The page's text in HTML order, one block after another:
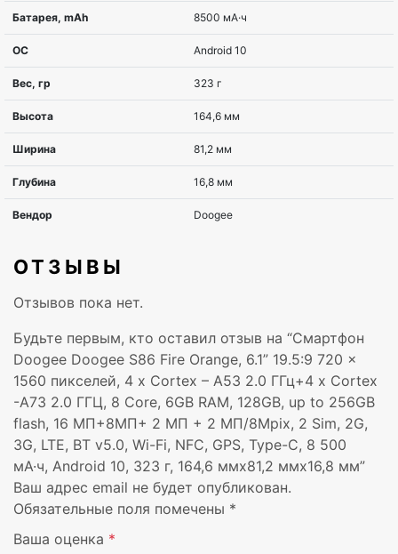
Разрешение экрана
Процессор, MHz
4 x Cortex – A53
Кол-во ядер 8
Оперативная память, ГБ
Объем внутренней памяти, ГБ
Максимальный объем карты
Камера, МПикс 16 МП+8МП+ 2 МП
Фронтальная камера, МПикс 8 МП
Кол-во сим-карт Две SIM-карты
Поддержка 3G Да
Поддержка LTE
Bluetooth
ОТЗЫВЫ
Отзывов пока нет.
Будьте первым, кто оставил отзыв на “Смартфон
Doogee Doogee S86 Fire Orange, 6.1” 19.5:9 720 x
1560 пикселей, 4 x Cortex – A53 2.0 ГГц+4 x Cortex
-A73 2.0 ГГЦ, 8 Core, 6GB RAM, 128GB, up to 256GB
flash, 16 МП+8МП+ 2 МП + 2 МП/8Mpix, 2 Sim, 2G,
3G, LTE, BT v5.0, Wi-Fi, NFC, GPS, Type-C, 8 500
мА·ч, Android 10, 323 г, 164,6 ммx81,2 ммx16,8 мм”
Ваш адрес email не будет опубликован.
Обязательные поля помечены *
Ваша оценка *